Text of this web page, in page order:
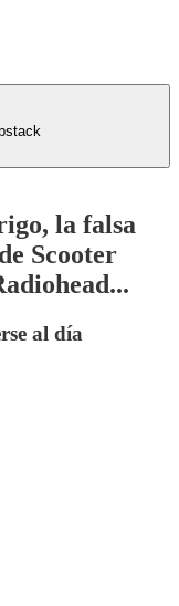
la falsa
Scooter
al día